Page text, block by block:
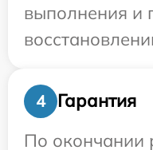
выполнения и
4
Гарантия
По окончании